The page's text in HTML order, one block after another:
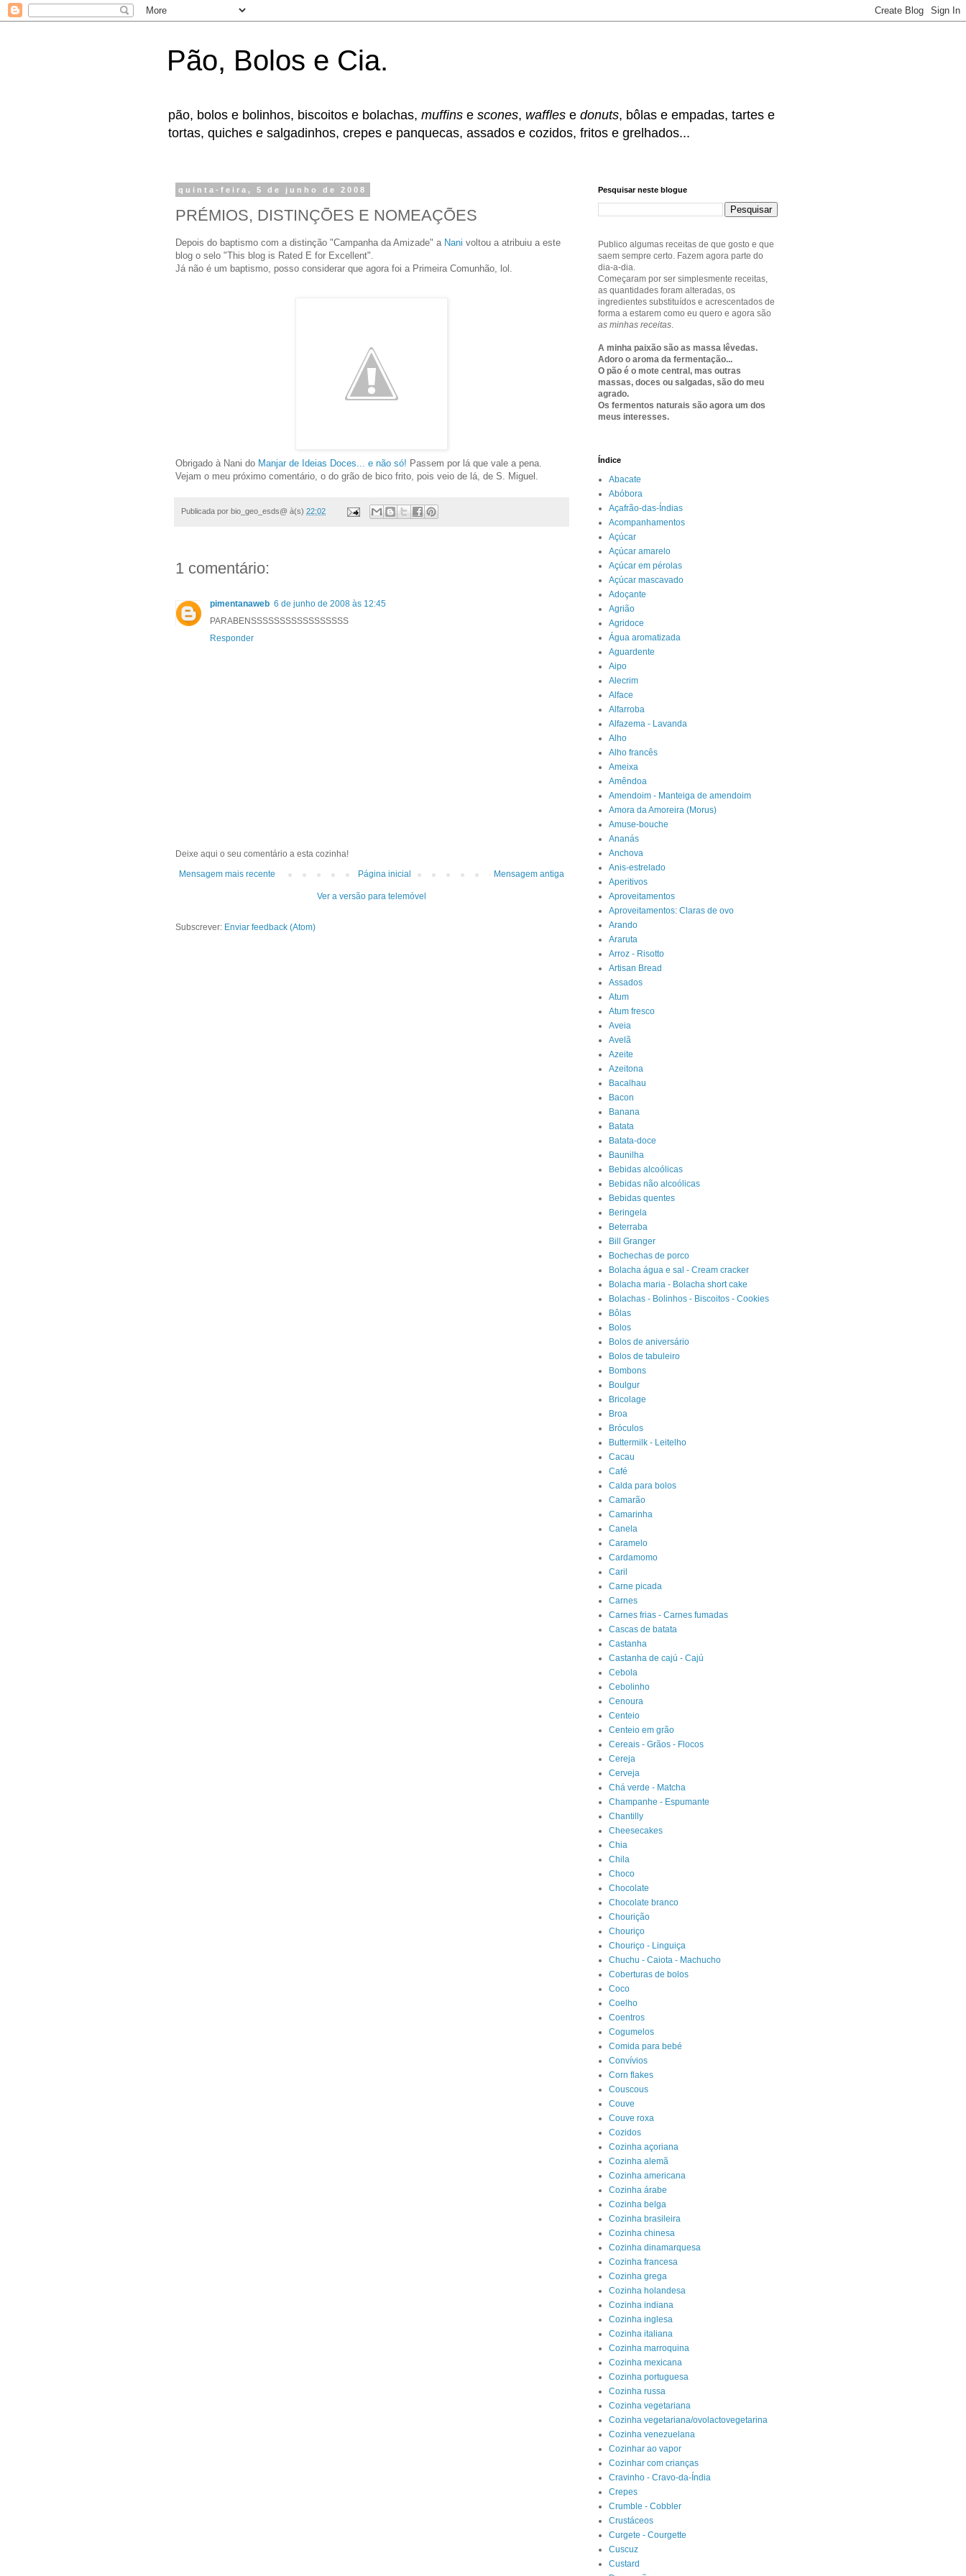
Pão, Bolos e Cia.
pão, bolos e bolinhos, biscoitos e bolachas, muffins e scones, waffles e donuts, bôlas e empadas, tartes e
tortas, quiches e salgadinhos, crepes e panquecas, assados e cozidos, fritos e grelhados...
quinta-feira, 5 de junho de 2008
PRÉMIOS, DISTINÇÕES E NOMEAÇÕES
Depois do baptismo com a distinção "Campanha da Amizade" a Nani voltou a atribuiu a este
blog o selo "This blog is Rated E for Excellent".
Já não é um baptismo, posso considerar que agora foi a Primeira Comunhão, lol.
Obrigado à Nani do Manjar de Ideias Doces... e não só! Passem por lá que vale a pena.
Vejam o meu próximo comentário, o do grão de bico frito, pois veio de lá, de S. Miguel.
Publicada por bio_geo_esds@ à(s) 22:02
1 comentário:
pimentanaweb 6 de junho de 2008 às 12:45
PARABENSSSSSSSSSSSSSSSSS
Responder
Deixe aqui o seu comentário a esta cozinha!
Mensagem mais recente
Mensagem antiga
Página inicial
Ver a versão para telemóvel
Subscrever: Enviar feedback (Atom)
Pesquisar neste blogue
Publico algumas receitas de que gosto e que
saem sempre certo. Fazem agora parte do
dia-a-dia.
Começaram por ser simplesmente receitas,
as quantidades foram alteradas, os
ingredientes substituídos e acrescentados de
forma a estarem como eu quero e agora são
as minhas receitas.
A minha paixão são as massa lêvedas.
Adoro o aroma da fermentação...
O pão é o mote central, mas outras
massas, doces ou salgadas, são do meu
agrado.
Os fermentos naturais são agora um dos
meus interesses.
Índice
Abacate
Abóbora
Açafrão-das-Índias
Acompanhamentos
Açúcar
Açúcar amarelo
Açúcar em pérolas
Açúcar mascavado
Adoçante
Agrião
Agridoce
Água aromatizada
Aguardente
Aipo
Alecrim
Alface
Alfarroba
Alfazema - Lavanda
Alho
Alho francês
Ameixa
Amêndoa
Amendoim - Manteiga de amendoim
Amora da Amoreira (Morus)
Amuse-bouche
Ananás
Anchova
Anis-estrelado
Aperitivos
Aproveitamentos
Aproveitamentos: Claras de ovo
Arando
Araruta
Arroz - Risotto
Artisan Bread
Assados
Atum
Atum fresco
Aveia
Avelã
Azeite
Azeitona
Bacalhau
Bacon
Banana
Batata
Batata-doce
Baunilha
Bebidas alcoólicas
Bebidas não alcoólicas
Bebidas quentes
Beringela
Beterraba
Bill Granger
Bochechas de porco
Bolacha água e sal - Cream cracker
Bolacha maria - Bolacha short cake
Bolachas - Bolinhos - Biscoitos - Cookies
Bôlas
Bolos
Bolos de aniversário
Bolos de tabuleiro
Bombons
Boulgur
Bricolage
Broa
Bróculos
Buttermilk - Leitelho
Cacau
Café
Calda para bolos
Camarão
Camarinha
Canela
Caramelo
Cardamomo
Caril
Carne picada
Carnes
Carnes frias - Carnes fumadas
Cascas de batata
Castanha
Castanha de cajú - Cajú
Cebola
Cebolinho
Cenoura
Centeio
Centeio em grão
Cereais - Grãos - Flocos
Cereja
Cerveja
Chá verde - Matcha
Champanhe - Espumante
Chantilly
Cheesecakes
Chia
Chila
Choco
Chocolate
Chocolate branco
Chourição
Chouriço
Chouriço - Linguiça
Chuchu - Caiota - Machucho
Coberturas de bolos
Coco
Coelho
Coentros
Cogumelos
Comida para bebé
Convívios
Corn flakes
Couscous
Couve
Couve roxa
Cozidos
Cozinha açoriana
Cozinha alemã
Cozinha americana
Cozinha árabe
Cozinha belga
Cozinha brasileira
Cozinha chinesa
Cozinha dinamarquesa
Cozinha francesa
Cozinha grega
Cozinha holandesa
Cozinha indiana
Cozinha inglesa
Cozinha italiana
Cozinha marroquina
Cozinha mexicana
Cozinha portuguesa
Cozinha russa
Cozinha vegetariana
Cozinha vegetariana/ovolactovegetarina
Cozinha venezuelana
Cozinhar ao vapor
Cozinhar com crianças
Cravinho - Cravo-da-Índia
Crepes
Crumble - Cobbler
Crustáceos
Curgete - Courgette
Cuscuz
Custard